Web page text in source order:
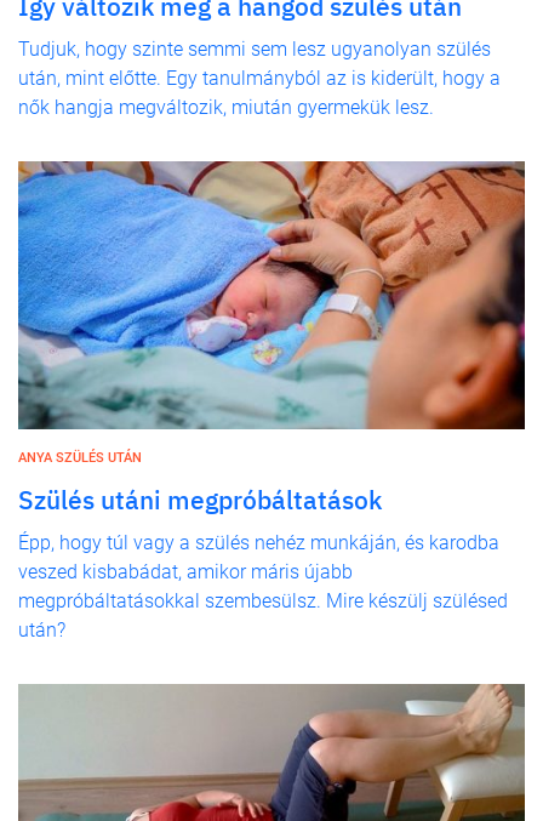
Tudjuk, hogy szinte semmi sem lesz ugyanolyan szülés
után, mint előtte. Egy tanulmányból az is kiderült, hogy a
nők hangja megváltozik, miután gyermekük lesz.
ANYA SZÜLÉS UTÁN
Szülés utáni megpróbáltatások
Épp, hogy túl vagy a szülés nehéz munkáján, és karodba
veszed kisbabádat, amikor máris újabb
megpróbáltatásokkal szembesülsz. Mire készülj szülésed
után?